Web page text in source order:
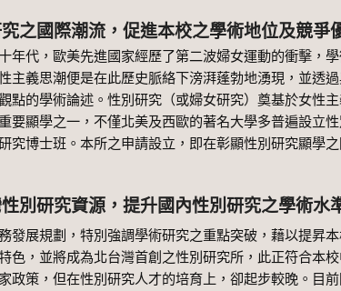
之國際潮流，促進本校之學術地位及競爭
代，歐美先進國家經歷了第二波婦女運動的衝擊，學
主義思潮便是在此歷史脈絡下滂湃蓬勃地湧現，並透
點的學術論述。性別研究（或婦女研究）奠基於女性
要顯學之一，不僅北美及西歐的著名大學多普遍設立
究博士班。本所之申請設立，即在彰顯性別研究顯學
別研究資源，提升國內性別研究之學術水
展規劃，特別強調學術研究之重點突破，藉以提昇本
色，並將成為北台灣首創之性別研究所，此正符合本
政策，但在性別研究人才的培育上，卻起步較晚。目